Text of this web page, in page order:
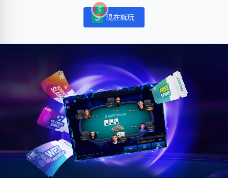
Notifications
現在就玩